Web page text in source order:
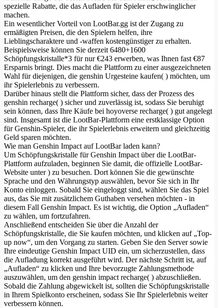
spezielle Rabatte, die das Aufladen für Spieler erschwinglicher
machen.
Ein wesentlicher Vorteil von LootBar.gg ist der Zugang zu
ermäßigten Preisen, die den Spielern helfen, ihre
Lieblingscharaktere und -waffen kostengünstiger zu erhalten.
Beispielsweise können Sie derzeit 6480+1600
Schöpfungskristalle*3 für nur €243 erwerben, was Ihnen fast €87
Ersparnis bringt. Dies macht die Plattform zu einer ausgezeichneten
Wahl für diejenigen, die genshin Urgesteine kaufen( ) möchten, um
ihr Spielerlebnis zu verbessern.
Darüber hinaus stellt die Plattform sicher, dass der Prozess des
genshin recharge( ) sicher und zuverlässig ist, sodass Sie beruhigt
sein können, dass Ihre Käufe bei hoyoverse recharge( ) gut angelegt
sind. Insgesamt ist die LootBar-Plattform eine erstklassige Option
für Genshin-Spieler, die ihr Spielerlebnis erweitern und gleichzeitig
Geld sparen möchten.
Wie man Genshin Impact auf LootBar laden kann?
Um Schöpfungskristalle für Genshin Impact über die LootBar-
Plattform aufzuladen, beginnen Sie damit, die offizielle LootBar-
Website unter ) zu besuchen. Dort können Sie die gewünschte
Sprache und den Währungstyp auswählen, bevor Sie sich in Ihr
Konto einloggen. Sobald Sie eingeloggt sind, wählen Sie das Spiel
aus, das Sie mit zusätzlichem Guthaben versehen möchten - in
diesem Fall Genshin Impact. Es ist wichtig, die Option „Aufladen“
zu wählen, um fortzufahren.
Anschließend entscheiden Sie über die Anzahl der
Schöpfungskristalle, die Sie kaufen möchten, und klicken auf „Top-
up now“, um den Vorgang zu starten. Geben Sie den Server sowie
Ihre eindeutige Genshin Impact UID ein, um sicherzustellen, dass
die Aufladung korrekt ausgeführt wird. Der nächste Schritt ist, auf
„Aufladen“ zu klicken und Ihre bevorzugte Zahlungsmethode
auszuwählen, um den genshin impact recharge( ) abzuschließen.
Sobald die Zahlung abgewickelt ist, sollten die Schöpfungskristalle
in Ihrem Spielkonto erscheinen, sodass Sie Ihr Spielerlebnis weiter
verbessern können.